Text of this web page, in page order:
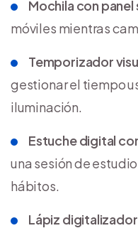
Mochila con panel
móviles mientras
Temporizador
gestionar el tiempo
iluminación.
Estuche digital
una sesión de
hábitos.
Lápiz digitalizador